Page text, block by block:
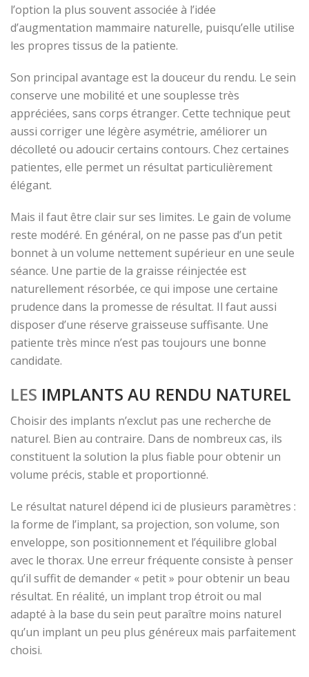
l’option la plus souvent associée à l’idée
d’augmentation mammaire naturelle, puisqu’elle utilise
les propres tissus de la patiente.
Son principal avantage est la douceur du rendu. Le sein
conserve une mobilité et une souplesse très
appréciées, sans corps étranger. Cette technique peut
aussi corriger une légère asymétrie, améliorer un
décolleté ou adoucir certains contours. Chez certaines
patientes, elle permet un résultat particulièrement
élégant.
Mais il faut être clair sur ses limites. Le gain de volume
reste modéré. En général, on ne passe pas d’un petit
bonnet à un volume nettement supérieur en une seule
séance. Une partie de la graisse réinjectée est
naturellement résorbée, ce qui impose une certaine
prudence dans la promesse de résultat. Il faut aussi
disposer d’une réserve graisseuse suffisante. Une
patiente très mince n’est pas toujours une bonne
candidate.
LES IMPLANTS AU RENDU NATUREL
Choisir des implants n’exclut pas une recherche de
naturel. Bien au contraire. Dans de nombreux cas, ils
constituent la solution la plus fiable pour obtenir un
volume précis, stable et proportionné.
Le résultat naturel dépend ici de plusieurs paramètres :
la forme de l’implant, sa projection, son volume, son
enveloppe, son positionnement et l’équilibre global
avec le thorax. Une erreur fréquente consiste à penser
qu’il suffit de demander « petit » pour obtenir un beau
résultat. En réalité, un implant trop étroit ou mal
adapté à la base du sein peut paraître moins naturel
qu’un implant un peu plus généreux mais parfaitement
choisi.